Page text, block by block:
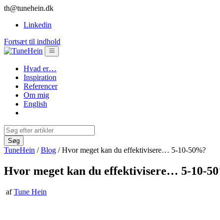
th@tunehein.dk
Linkedin
Fortsæt til indhold
Hvad er…
Inspiration
Referencer
Om mig
English
TuneHein /Blog /Hvor meget kan du effektivisere… 5-10-50%?
Hvor meget kan du effektivisere… 5-10-
af Tune Hein